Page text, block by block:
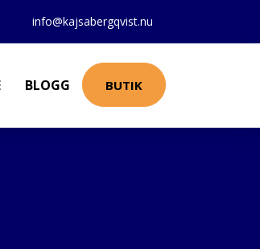
info@kajsabergqvist.nu
BLOGG BUTIK